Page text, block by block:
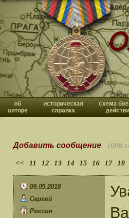
об
авторе
историческая
справка
схема
Добавить сообщение 1098
<< 11 12 13 14 15 16 17 18
09.05.2018
Сергей
Россия